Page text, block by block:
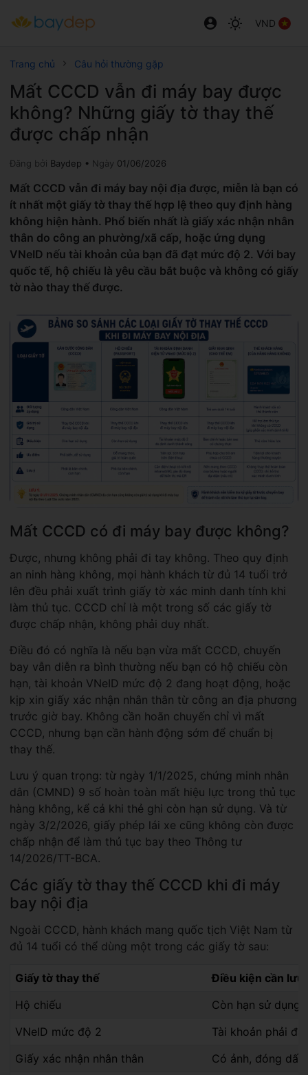
VND
Trang chủ Câu hỏi thường gặp
Mất CCCD vẫn đi máy bay được
không? Những giấy tờ thay thế
được chấp nhận
Đăng bởi Baydep • Ngày 01/06/2026
Mất CCCD vẫn đi máy bay nội địa được, miễn là bạn có
ít nhất một giấy tờ thay thế hợp lệ theo quy định hàng
không hiện hành. Phổ biến nhất là giấy xác nhận nhân
thân do công an phường/xã cấp, hoặc ứng dụng
VNeID nếu tài khoản của bạn đã đạt mức độ 2. Với bay
quốc tế, hộ chiếu là yêu cầu bắt buộc và không có giấy
tờ nào thay thế được.
Mất CCCD có đi máy bay được không?
Được, nhưng không phải đi tay không. Theo quy định
an ninh hàng không, mọi hành khách từ đủ 14 tuổi trở
lên đều phải xuất trình giấy tờ xác minh danh tính khi
làm thủ tục. CCCD chỉ là một trong số các giấy tờ
được chấp nhận, không phải duy nhất.
Điều đó có nghĩa là nếu bạn vừa mất CCCD, chuyến
bay vẫn diễn ra bình thường nếu bạn có hộ chiếu còn
hạn, tài khoản VNeID mức độ 2 đang hoạt động, hoặc
kịp xin giấy xác nhận nhân thân từ công an địa phương
trước giờ bay. Không cần hoãn chuyến chỉ vì mất
CCCD, nhưng bạn cần hành động sớm để chuẩn bị
thay thế.
Lưu ý quan trọng: từ ngày 1/1/2025, chứng minh nhân
dân (CMND) 9 số hoàn toàn mất hiệu lực trong thủ tục
hàng không, kể cả khi thẻ ghi còn hạn sử dụng. Và từ
ngày 3/2/2026, giấy phép lái xe cũng không còn được
chấp nhận để làm thủ tục bay theo Thông tư
14/2026/TT-BCA.
Các giấy tờ thay thế CCCD khi đi máy
bay nội địa
Ngoài CCCD, hành khách mang quốc tịch Việt Nam từ
đủ 14 tuổi có thể dùng một trong các giấy tờ sau:
Giấy tờ thay thế
Điều kiện cần lưu
Hộ chiếu
Còn hạn sử dụng
VNeID mức độ 2
Tài khoản phải
Giấy xác nhận nhân thân
Có ảnh, đóng